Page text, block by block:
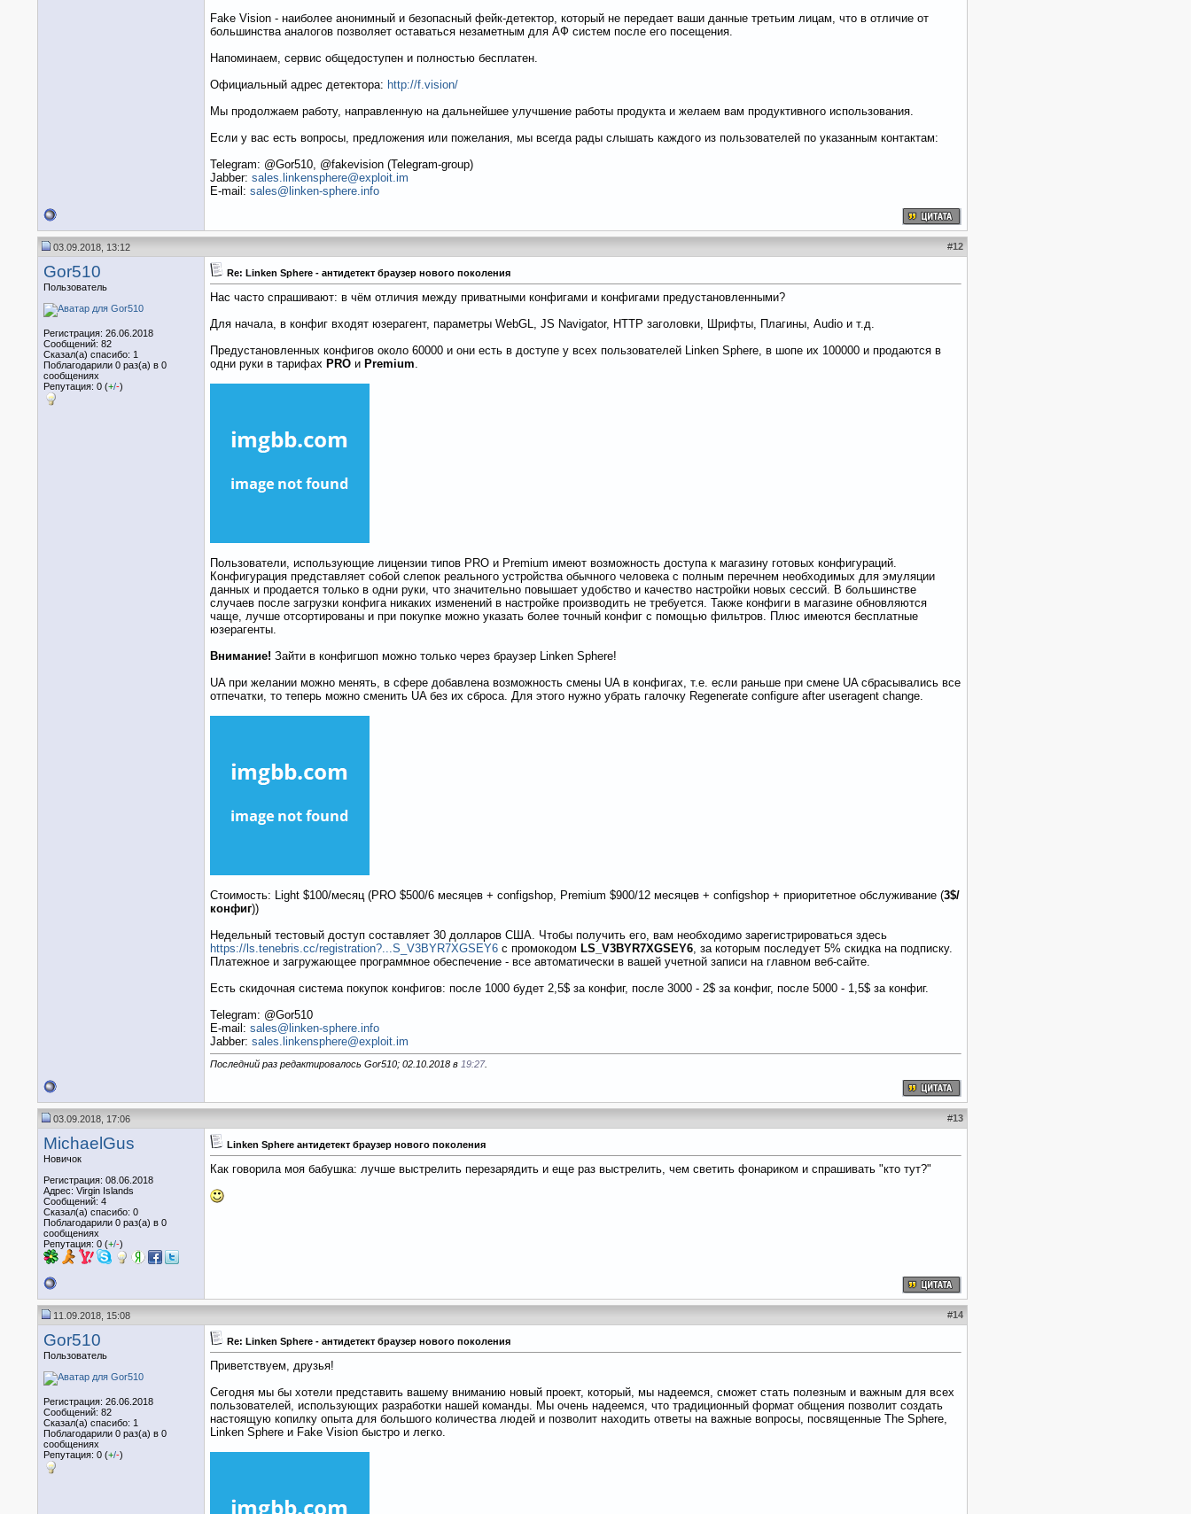
Fake Vision - наиболее анонимный и безопасный фейк-детектор, который не передает ваши данные третьим лицам, что в отличие от
большинства аналогов позволяет оставаться незаметным для АФ систем после его посещения.
Напоминаем, сервис общедоступен и полностью бесплатен.
Официальный адрес детектора: http://f.vision/
Мы продолжаем работу, направленную на дальнейшее улучшение работы продукта и желаем вам продуктивного использования.
Если у вас есть вопросы, предложения или пожелания, мы всегда рады слышать каждого из пользователей по указанным контактам:
Telegram: @Gor510, @fakevision (Telegram-group)
Jabber: sales.linkensphere@exploit.im
E-mail: sales@linken-sphere.info
03.09.2018, 13:12 #12
Gor510
Пользователь
Регистрация: 26.06.2018
Сообщений: 82
Сказал(а) спасибо: 1
Поблагодарили 0 раз(а) в 0
сообщениях
Репутация: 0 (+/-)
Re: Linken Sphere - антидетект браузер нового поколения
Нас часто спрашивают: в чём отличия между приватными конфигами и конфигами предустановленными?
Для начала, в конфиг входят юзерагент, параметры WebGL, JS Navigator, HTTP заголовки, Шрифты, Плагины, Audio и т.д.
Предустановленных конфигов около 60000 и они есть в доступе у всех пользователей Linken Sphere, в шопе их 100000 и продаются в
одни руки в тарифах PRO и Premium.
Пользователи, использующие лицензии типов PRO и Premium имеют возможность доступа к магазину готовых конфигураций.
Конфигурация представляет собой слепок реального устройства обычного человека с полным перечнем необходимых для эмуляции
данных и продается только в одни руки, что значительно повышает удобство и качество настройки новых сессий. В большинстве
случаев после загрузки конфига никаких изменений в настройке производить не требуется. Также конфиги в магазине обновляются
чаще, лучше отсортированы и при покупке можно указать более точный конфиг с помощью фильтров. Плюс имеются бесплатные
юзерагенты.
Внимание! Зайти в конфигшоп можно только через браузер Linken Sphere!
UA при желании можно менять, в сфере добавлена возможность смены UA в конфигах, т.е. если раньше при смене UA сбрасывались все
отпечатки, то теперь можно сменить UA без их сброса. Для этого нужно убрать галочку Regenerate configure after useragent change.
Стоимость: Light $100/месяц (PRO $500/6 месяцев + configshop, Premium $900/12 месяцев + configshop + приоритетное обслуживание (3$/
конфиг))
Недельный тестовый доступ составляет 30 долларов США. Чтобы получить его, вам необходимо зарегистрироваться здесь
https://ls.tenebris.cc/registration?...S_V3BYR7XGSEY6 с промокодом LS_V3BYR7XGSEY6, за которым последует 5% скидка на подписку.
Платежное и загружающее программное обеспечение - все автоматически в вашей учетной записи на главном веб-сайте.
Есть скидочная система покупок конфигов: после 1000 будет 2,5$ за конфиг, после 3000 - 2$ за конфиг, после 5000 - 1,5$ за конфиг.
Telegram: @Gor510
E-mail: sales@linken-sphere.info
Jabber: sales.linkensphere@exploit.im
Последний раз редактировалось Gor510; 02.10.2018 в 19:27.
03.09.2018, 17:06 #13
MichaelGus
Новичок
Регистрация: 08.06.2018
Адрес: Virgin Islands
Сообщений: 4
Сказал(а) спасибо: 0
Поблагодарили 0 раз(а) в 0
сообщениях
Репутация: 0 (+/-)
Linken Sphere антидетект браузер нового поколения
Как говорила моя бабушка: лучше выстрелить перезарядить и еще раз выстрелить, чем светить фонариком и спрашивать "кто тут?"
11.09.2018, 15:08 #14
Gor510
Пользователь
Регистрация: 26.06.2018
Сообщений: 82
Сказал(а) спасибо: 1
Поблагодарили 0 раз(а) в 0
сообщениях
Репутация: 0 (+/-)
Re: Linken Sphere - антидетект браузер нового поколения
Приветствуем, друзья!
Сегодня мы бы хотели представить вашему вниманию новый проект, который, мы надеемся, сможет стать полезным и важным для всех
пользователей, использующих разработки нашей команды. Мы очень надеемся, что традиционный формат общения позволит создать
настоящую копилку опыта для большого количества людей и позволит находить ответы на важные вопросы, посвященные The Sphere,
Linken Sphere и Fake Vision быстро и легко.